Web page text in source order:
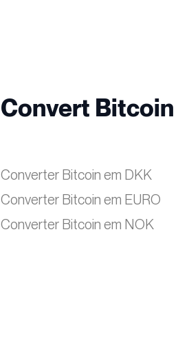
Convert
Converter Bitcoin em DKK
Converter Bitcoin em EURO
Converter Bitcoin em NOK